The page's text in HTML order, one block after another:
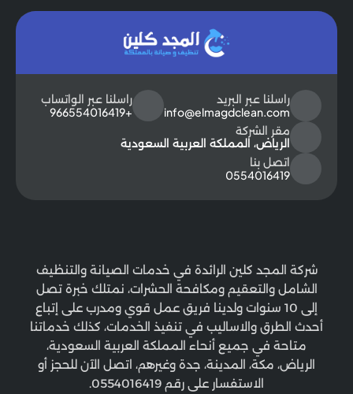
راسلنا عبر البريد
info@elmagdclean.com
راسلنا عبر الواتساب
+966554016419
مقر الشركة
الرياض، المملكة العربية السعودية
اتصل بنا
0554016419
شركة المجد كلين الرائدة في خدمات الصيانة والتنظيف
الشامل والتعقيم ومكافحة الحشرات، نمتلك خبرة تصل
إلى 10 سنوات ولدينا فريق عمل قوي ومدرب على إتباع
أحدث الطرق والاساليب في تنفيذ الخدمات، كذلك خدماتنا
متاحة في جميع أنحاء المملكة العربية السعودية،
الرياض، مكة، المدينة، جدة وغيرهم، اتصل الآن للحجز أو
الاستفسار على رقم 0554016419.